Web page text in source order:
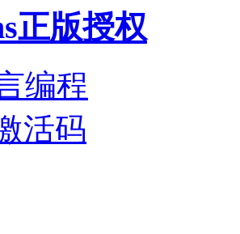
正版授权
编程
活码